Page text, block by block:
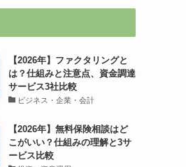
【2026年】ファクタリングと
は？仕組みと注意点、資金調達
サービス3社比較
ビジネス・企業・会計
【2026年】無料保険相談はど
こがいい？仕組みの理解と3サ
ービス比較